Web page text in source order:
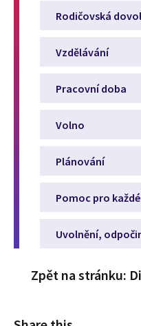
Rodičovská
Vzdělávání
Pracovní doba
Volno
Plánování
Pomoc pro
Uvolnění,
Zpět na stránku: